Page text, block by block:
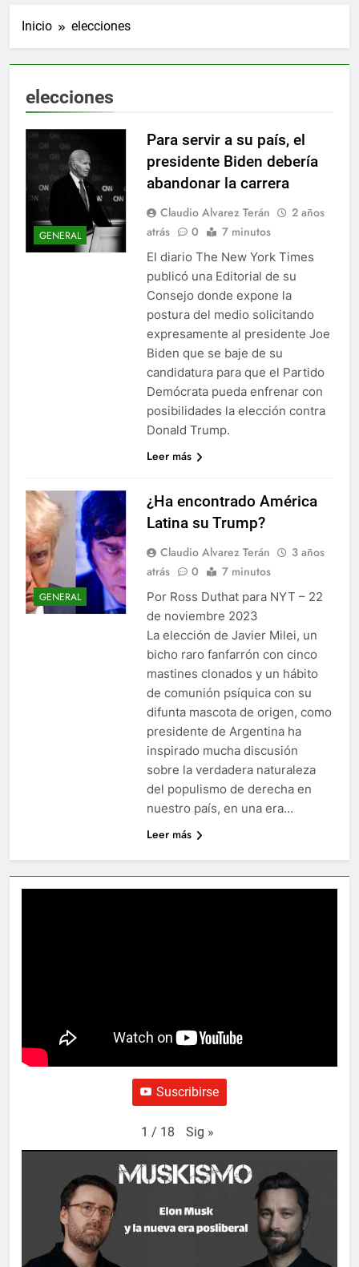
Inicio elecciones
elecciones
GENERAL
Para servir a su país, el
presidente Biden debería
abandonar la carrera
Claudio Alvarez Terán
2 años
atrás
0 7 minutos
El diario The New York Times
publicó una Editorial de su
Consejo donde expone la
postura del medio solicitando
expresamente al presidente Joe
Biden que se baje de su
candidatura para que el Partido
Demócrata pueda enfrenar con
posibilidades la elección contra
Donald Trump.
Leer más
GENERAL
¿Ha encontrado América
Latina su Trump?
Claudio Alvarez Terán
3 años
atrás
0 7 minutos
Por Ross Duthat para NYT – 22
de noviembre 2023
La elección de Javier Milei, un
bicho raro fanfarrón con cinco
mastines clonados y un hábito
de comunión psíquica con su
difunta mascota de origen, como
presidente de Argentina ha
inspirado mucha discusión
sobre la verdadera naturaleza
del populismo de derecha en
nuestro país, en una era…
Leer más
Suscribirse
1 / 18 Sig »